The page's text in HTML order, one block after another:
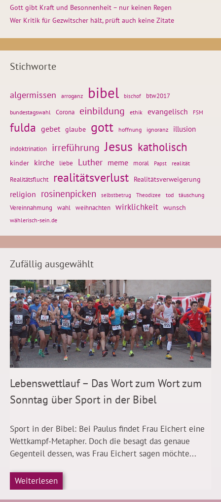
Gott gibt Kraft und Besonnenheit – nur keinen Regen
Wer Kritik für Gezwitscher hält, prüft auch keine Zitate
Stichworte
algermissen arroganz bibel bischof btw2017
bundestagswahl Corona einbildung ethik evangelisch FSM
fulda gebet glaube gott hoffnung ignoranz illusion
indoktrination irreführung Jesus katholisch
kinder kirche liebe Luther meme moral Papst realität
Realitätsflucht realitätsverlust Realitätsverweigerung
religion rosinenpicken selbstbetrug Theodizee tod täuschung
Vereinnahmung wahl weihnachten wirklichkeit wunsch
wählerisch-sein.de
Zufällig ausgewählt
Lebenswettlauf – Das Wort zum Wort zum
Sonntag über Sport in der Bibel
Sport in der Bibel: Bei Paulus findet Frau Eichert eine
Wettkampf-Metapher. Doch die besagt das genaue
Gegenteil dessen, was Frau Eichert sagen möchte...
Weiterlesen